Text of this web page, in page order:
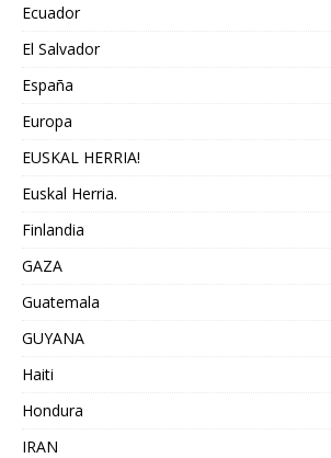
Ecuador
El Salvador
España
Europa
EUSKAL HERRIA!
Euskal Herria.
Finlandia
GAZA
Guatemala
GUYANA
Haiti
Hondura
IRAN